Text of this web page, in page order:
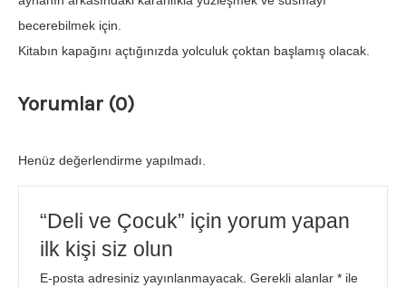
becerebilmek için.
Kitabın kapağını açtığınızda yolculuk çoktan başlamış olacak.
Yorumlar (0)
Henüz değerlendirme yapılmadı.
“Deli ve Çocuk” için yorum yapan
ilk kişi siz olun
E-posta adresiniz yayınlanmayacak. Gerekli alanlar* ile